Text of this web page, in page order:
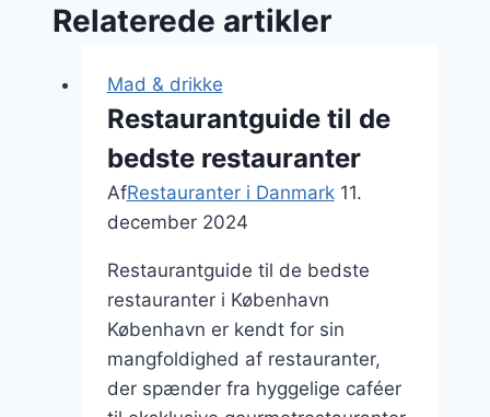
Relaterede artikler
Mad & drikke
Restaurantguide til de
bedste restauranter
AfRestauranter i Danmark 11.
december 2024
Restaurantguide til de bedste
restauranter i København
København er kendt for sin
mangfoldighed af restauranter,
der spænder fra hyggelige caféer